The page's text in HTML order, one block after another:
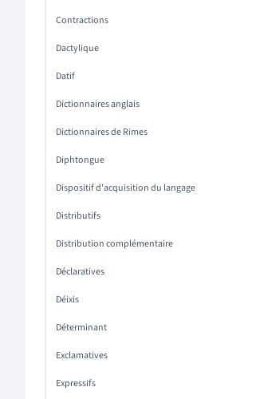
Contractions
Dactylique
Datif
Dictionnaires anglais
Dictionnaires de Rimes
Diphtongue
Dispositif d'acquisition du langage
Distributifs
Distribution complémentaire
Déclaratives
Déixis
Déterminant
Exclamatives
Expressifs